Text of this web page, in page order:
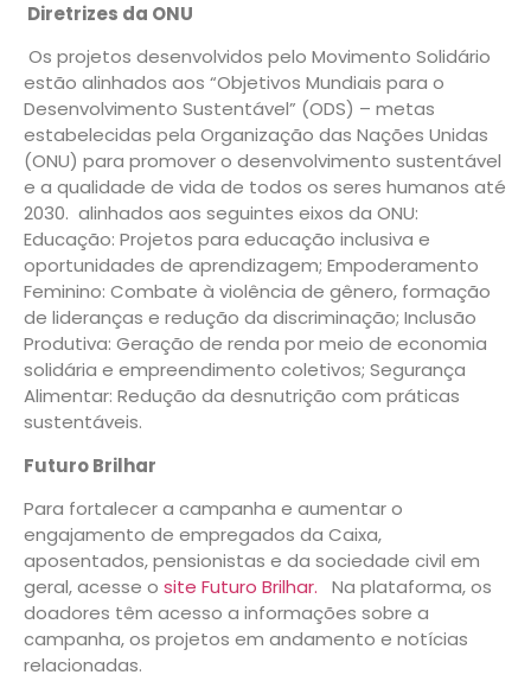
Diretrizes da ONU
Os projetos desenvolvidos pelo Movimento Solidário
estão alinhados aos “Objetivos Mundiais para o
Desenvolvimento Sustentável” (ODS) – metas
estabelecidas pela Organização das Nações Unidas
(ONU) para promover o desenvolvimento sustentável
e a qualidade de vida de todos os seres humanos até
2030. alinhados aos seguintes eixos da ONU:
Educação: Projetos para educação inclusiva e
oportunidades de aprendizagem; Empoderamento
Feminino: Combate à violência de gênero, formação
de lideranças e redução da discriminação; Inclusão
Produtiva: Geração de renda por meio de economia
solidária e empreendimento coletivos; Segurança
Alimentar: Redução da desnutrição com práticas
sustentáveis.
Futuro Brilhar
Para fortalecer a campanha e aumentar o
engajamento de empregados da Caixa,
aposentados, pensionistas e da sociedade civil em
geral, acesse o site Futuro Brilhar. Na plataforma, os
doadores têm acesso a informações sobre a
campanha, os projetos em andamento e notícias
relacionadas.